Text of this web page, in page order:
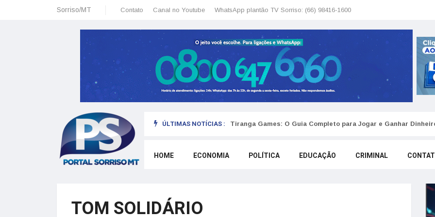
Sorriso/MT Contato Canal no Youtube WhatsApp plantão TV Sorriso: (66) 98416-1600
ÚLTIMAS NOTÍCIAS :
planeamento financeiro detalhado para não passar sufoco Tiranga Games: O Guia Completo para Jogar e Ganhar
HOME ECONOMIA POLÍTICA EDUCAÇÃO CRIMINAL
TOM SOLIDÁRIO